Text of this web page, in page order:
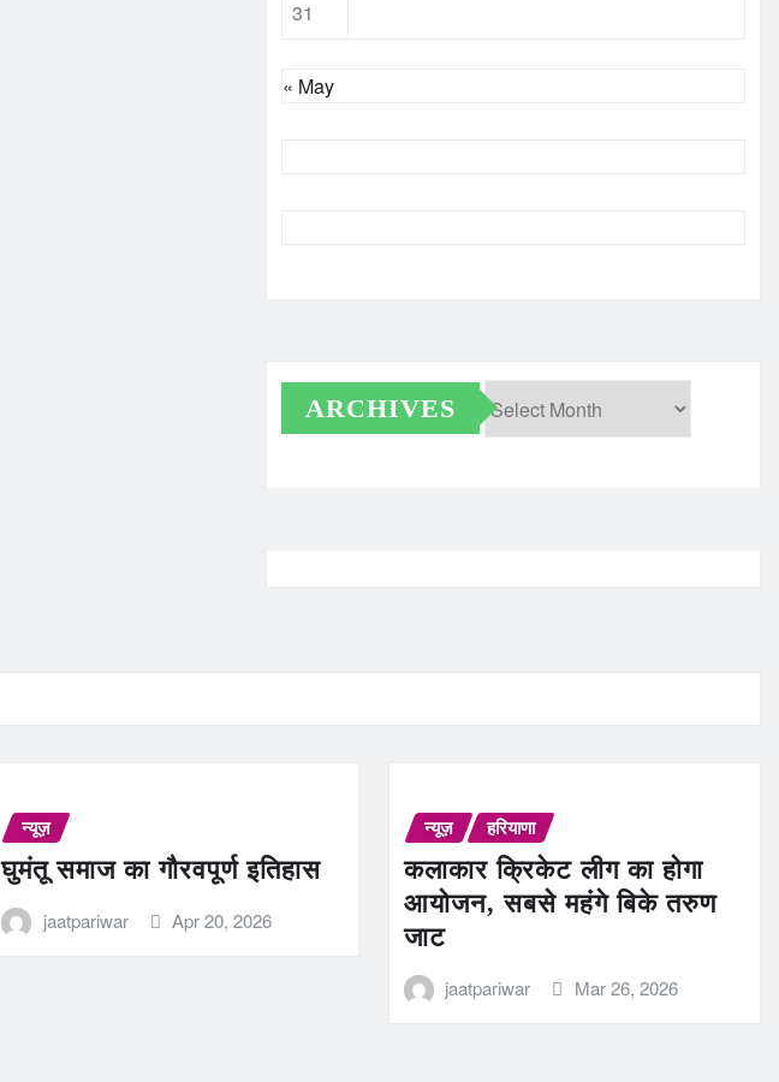
31
« May
ARCHIVES
न्यूज़
घुमंतू समाज का गौरवपूर्ण इतिहास
jaatpariwar Apr 20, 2026
न्यूज़ हरियाणा
कलाकार क्रिकेट लीग का होगा
आयोजन, सबसे महंगे बिके तरुण
जाट
jaatpariwar Mar 26, 2026